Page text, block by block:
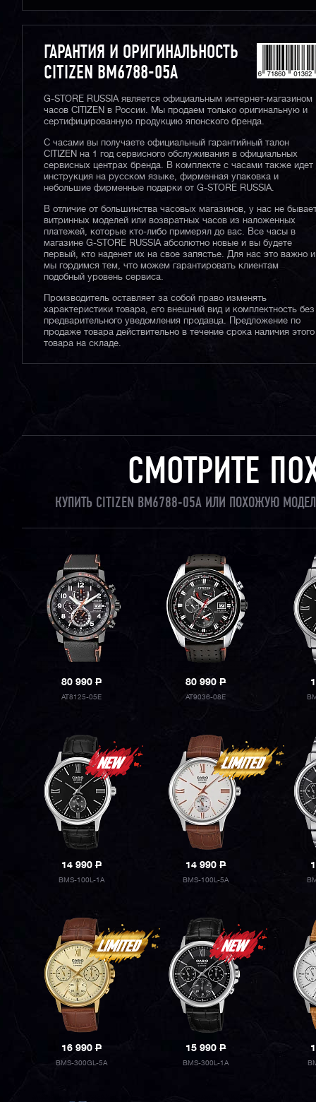
ГАРАНТИЯ И ОРИГИНАЛЬНОСТЬ
CITIZEN BM6788-05A
G-STORE RUSSIA является официальным интернет-магазином
часов CITIZEN в России. Мы продаем только оригинальную и
сертифицированную продукцию японского бренда.
С часами вы получаете официальный гарантийный талон
CITIZEN на 1 год сервисного обслуживания в официальных
сервисных центрах бренда. В комплекте с часами также идет
инструкция на русском языке, фирменная упаковка и
небольшие фирменные подарки от G-STORE RUSSIA.
В отличие от большинства часовых магазинов, у нас не
витринных моделей или возвратных часов из наложенных
платежей, которые кто-либо примерял до вас. Все часы в
магазине G-STORE RUSSIA абсолютно новые и вы будете
первый, кто наденет их на свое запястье. Для нас это важно и
мы гордимся тем, что можем гарантировать клиентам
подобный уровень сервиса.
Производитель оставляет за собой право изменять
характеристики товара, его внешний вид и комплектность без
предварительного уведомления продавца. Предложение по
продаже товара действительно в течение срока наличия этого
товара на складе.
СМОТРИТЕ
КУПИТЬ CITIZEN BM6788-05A ИЛИ ПОХОЖУЮ
80 990P
AT8125-05E
80 990P
AT9036-08E
14 990P
BMS-100L-1A
14 990P
BMS-100L-5A
16 990P
BMS-300GL-5A
15 990P
BMS-300L-1A